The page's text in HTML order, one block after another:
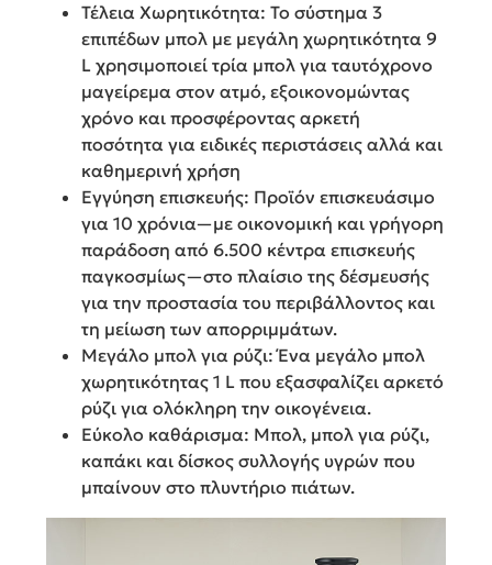
Τέλεια Χωρητικότητα: Το σύστημα 3
επιπέδων μπολ με μεγάλη χωρητικότητα 9
L χρησιμοποιεί τρία μπολ για ταυτόχρονο
μαγείρεμα στον ατμό, εξοικονομώντας
χρόνο και προσφέροντας αρκετή
ποσότητα για ειδικές περιστάσεις αλλά και
καθημερινή χρήση
Εγγύηση επισκευής: Προϊόν επισκευάσιμο
για 10 χρόνια—με οικονομική και γρήγορη
παράδοση από 6.500 κέντρα επισκευής
παγκοσμίως—στο πλαίσιο της δέσμευσής
για την προστασία του περιβάλλοντος και
τη μείωση των απορριμμάτων.
Μεγάλο μπολ για ρύζι: Ένα μεγάλο μπολ
χωρητικότητας 1 L που εξασφαλίζει αρκετό
ρύζι για ολόκληρη την οικογένεια.
Εύκολο καθάρισμα: Μπολ, μπολ για ρύζι,
καπάκι και δίσκος συλλογής υγρών που
μπαίνουν στο πλυντήριο πιάτων.